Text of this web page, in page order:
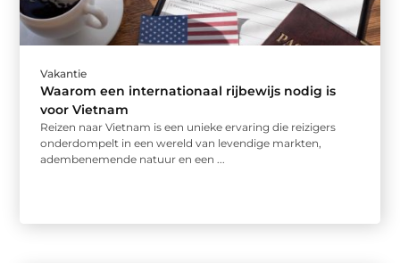
Vakantie
Waarom een internationaal rijbewijs nodig is
voor Vietnam
Reizen naar Vietnam is een unieke ervaring die reizigers
onderdompelt in een wereld van levendige markten,
adembenemende natuur en een ...